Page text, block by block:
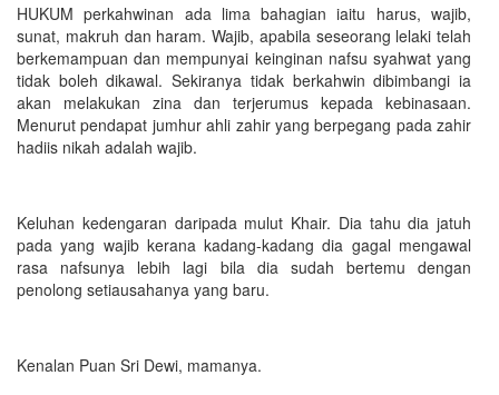
HUKUM perkahwinan ada lima bahagian iaitu harus, wajib,
sunat, makruh dan haram. Wajib, apabila seseorang lelaki telah
berkemampuan dan mempunyai keinginan nafsu syahwat yang
tidak boleh dikawal. Sekiranya tidak berkahwin dibimbangi ia
akan melakukan zina dan terjerumus kepada kebinasaan.
Menurut pendapat jumhur ahli zahir yang berpegang pada zahir
hadiis nikah adalah wajib.
Keluhan kedengaran daripada mulut Khair. Dia tahu dia jatuh
pada yang wajib kerana kadang-kadang dia gagal mengawal
rasa nafsunya lebih lagi bila dia sudah bertemu dengan
penolong setiausahanya yang baru.
Kenalan Puan Sri Dewi, mamanya.